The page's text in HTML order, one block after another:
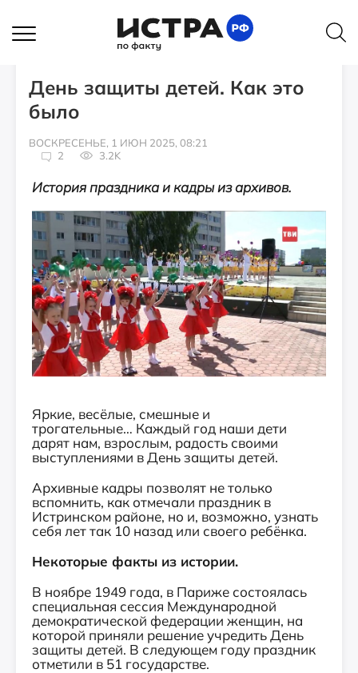
День защиты детей. Как это
было
ВОСКРЕСЕНЬЕ, 1 ИЮН 2025, 08:21
2
3.2K
История праздника и кадры из архивов.
Яркие, весёлые, смешные и
трогательные… Каждый год наши дети
дарят нам, взрослым, радость своими
выступлениями в День защиты детей.
Архивные кадры позволят не только
вспомнить, как отмечали праздник в
Истринском районе, но и, возможно, узнать
себя лет так 10 назад или своего ребёнка.
Некоторые факты из истории.
В ноябре 1949 года, в Париже состоялась
специальная сессия Международной
демократической федерации женщин, на
которой приняли решение учредить День
защиты детей. В следующем году праздник
отметили в 51 государстве.